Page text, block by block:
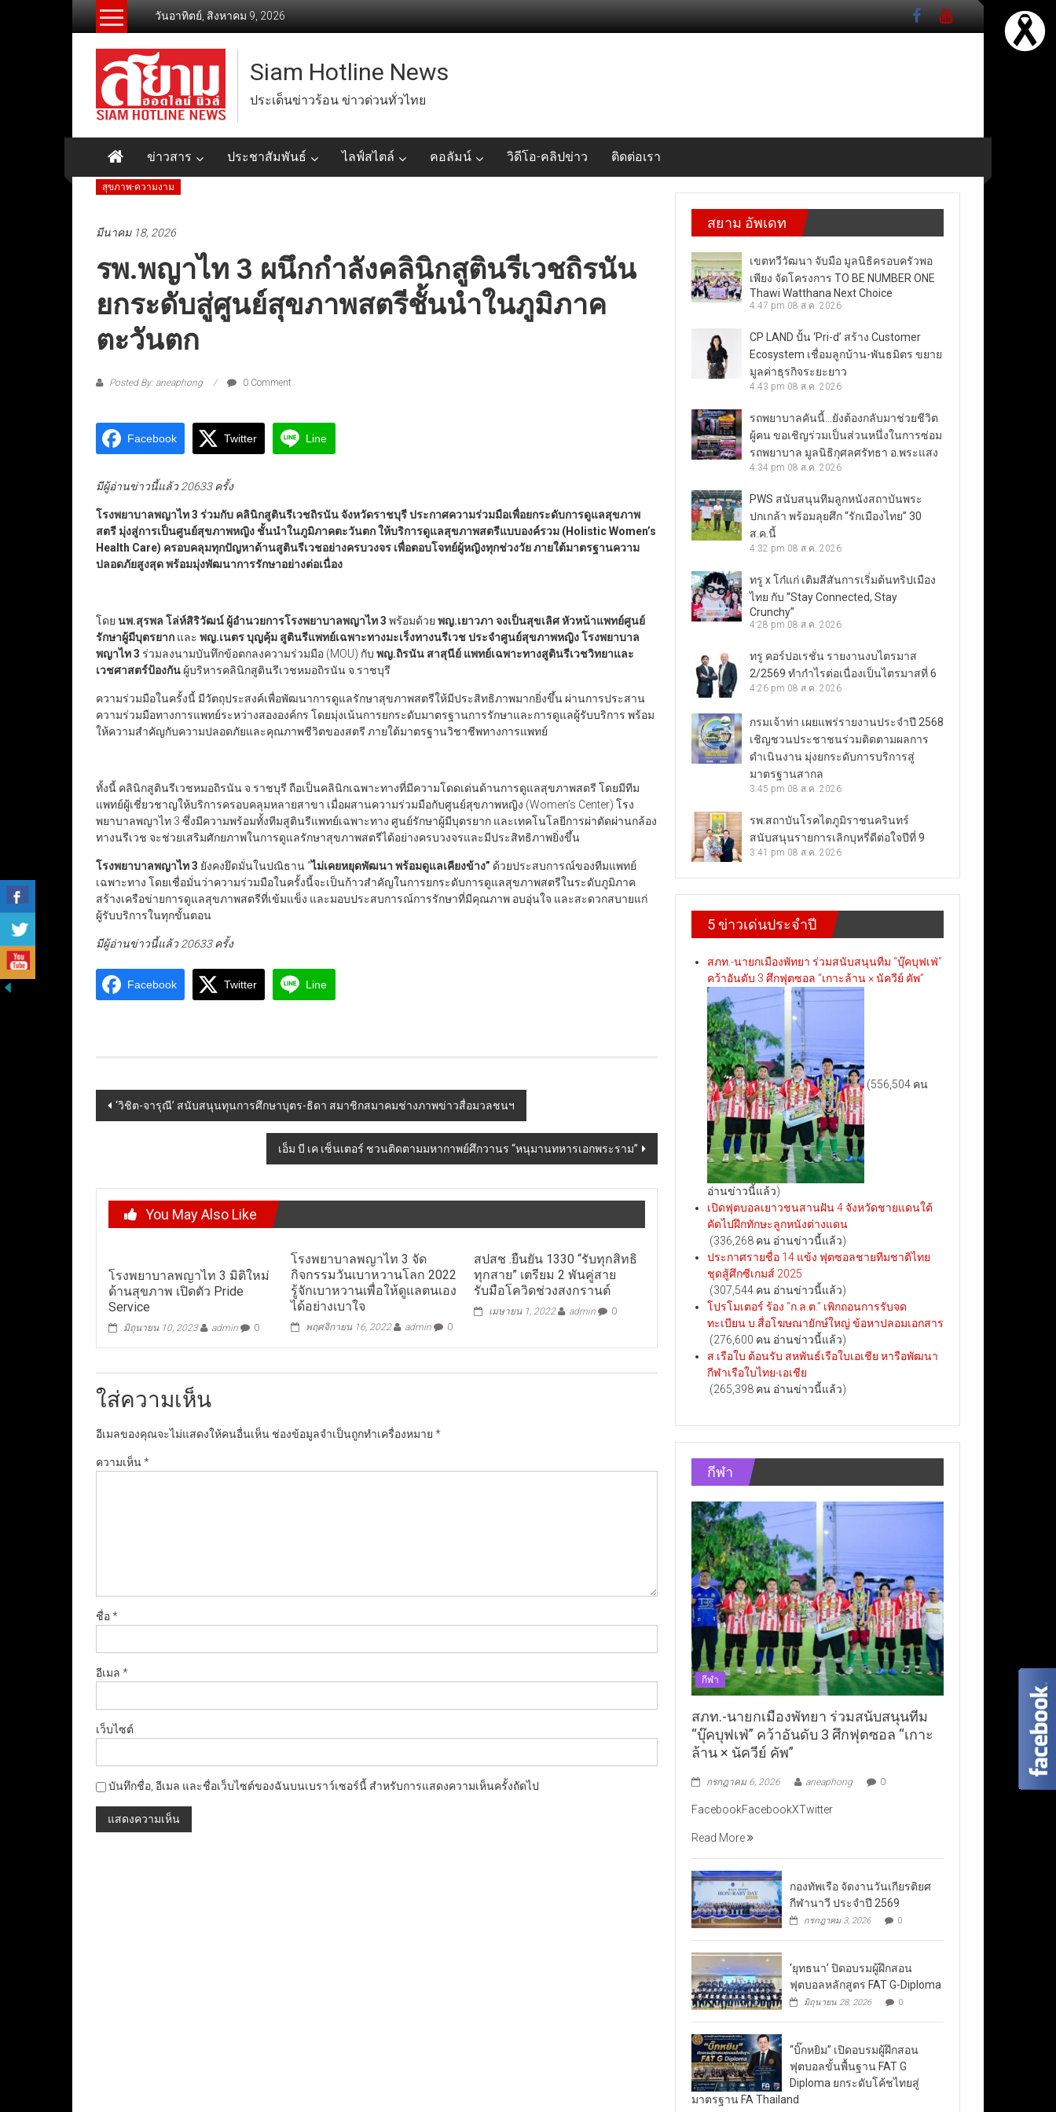
วันอาทิตย์, สิงหาคม 9, 2026
Siam Hotline News
ประเด็นข่าวร้อน ข่าวด่วนทั่วไทย
ข่าวสาร ประชาสัมพันธ์ ไลฟ์สไตล์ คอลัมน์ วิดีโอ-คลิปข่าว ติดต่อเรา
สุขภาพ-ความงาม
มีนาคม 18, 2026
รพ.พญาไท 3 ผนึกกำลังคลินิกสูตินรีเวชถิรนัน
ยกระดับสู่ศูนย์สุขภาพสตรีชั้นนำในภูมิภาค
ตะวันตก
Posted By: aneaphong 0 Comment
Facebook Twitter Line
มีผู้อ่านข่าวนี้แล้ว 20633 ครั้ง
โรงพยาบาลพญาไท 3 ร่วมกับ คลินิกสูตินรีเวชถิรนัน จังหวัดราชบุรี ประกาศความร่วมมือเพื่อยกระดับการดูแลสุขภาพ
สตรี มุ่งสู่การเป็นศูนย์สุขภาพหญิง ชั้นนำในภูมิภาคตะวันตก ให้บริการดูแลสุขภาพสตรีแบบองค์รวม (Holistic Women’s
Health Care) ครอบคลุมทุกปัญหาด้านสูตินรีเวชอย่างครบวงจร เพื่อตอบโจทย์ผู้หญิงทุกช่วงวัย ภายใต้มาตรฐานความ
ปลอดภัยสูงสุด พร้อมมุ่งพัฒนาการรักษาอย่างต่อเนื่อง
โดย นพ.สุรพล โล่ห์สิริวัฒน์ ผู้อำนวยการโรงพยาบาลพญาไท 3 พร้อมด้วย พญ.เยาวภา จงเป็นสุขเลิศ หัวหน้าแพทย์ศูนย์
รักษาผู้มีบุตรยาก และ พญ.เนตร บุญคุ้ม สูตินรีแพทย์เฉพาะทางมะเร็งทางนรีเวช ประจำศูนย์สุขภาพหญิง โรงพยาบาล
พญาไท 3 ร่วมลงนามบันทึกข้อตกลงความร่วมมือ (MOU) กับ พญ.ถิรนัน สาสุนีย์ แพทย์เฉพาะทางสูตินรีเวชวิทยาและ
เวชศาสตร์ป้องกัน ผู้บริหารคลินิกสูตินรีเวชหมอถิรนัน จ.ราชบุรี
ความร่วมมือในครั้งนี้ มีวัตถุประสงค์เพื่อพัฒนาการดูแลรักษาสุขภาพสตรีให้มีประสิทธิภาพมากยิ่งขึ้น ผ่านการประสาน
ความร่วมมือทางการแพทย์ระหว่างสององค์กร โดยมุ่งเน้นการยกระดับมาตรฐานการรักษาและการดูแลผู้รับบริการ พร้อม
ให้ความสำคัญกับความปลอดภัยและคุณภาพชีวิตของสตรี ภายใต้มาตรฐานวิชาชีพทางการแพทย์
ทั้งนี้ คลินิกสูตินรีเวชหมอถิรนัน จ.ราชบุรี ถือเป็นคลินิกเฉพาะทางที่มีความโดดเด่นด้านการดูแลสุขภาพสตรี โดยมีทีม
แพทย์ผู้เชี่ยวชาญให้บริการครอบคลุมหลายสาขา เมื่อผสานความร่วมมือกับศูนย์สุขภาพหญิง (Women’s Center) โรง
พยาบาลพญาไท 3 ซึ่งมีความพร้อมทั้งทีมสูตินรีแพทย์เฉพาะทาง ศูนย์รักษาผู้มีบุตรยาก และเทคโนโลยีการผ่าตัดผ่านกล้อง
ทางนรีเวช จะช่วยเสริมศักยภาพในการดูแลรักษาสุขภาพสตรีได้อย่างครบวงจรและมีประสิทธิภาพยิ่งขึ้น
โรงพยาบาลพญาไท 3 ยังคงยึดมั่นในปณิธาน “ไม่เคยหยุดพัฒนา พร้อมดูแลเคียงข้าง” ด้วยประสบการณ์ของทีมแพทย์
เฉพาะทาง โดยเชื่อมั่นว่าความร่วมมือในครั้งนี้จะเป็นก้าวสำคัญในการยกระดับการดูแลสุขภาพสตรีในระดับภูมิภาค
สร้างเครือข่ายการดูแลสุขภาพสตรีที่เข้มแข็ง และมอบประสบการณ์การรักษาที่มีคุณภาพ อบอุ่นใจ และสะดวกสบายแก่
ผู้รับบริการในทุกขั้นตอน
มีผู้อ่านข่าวนี้แล้ว 20633 ครั้ง
Facebook Twitter Line
Post
‘วิชิต-จารุณี’ สนับสนุนทุนการศึกษาบุตร-ธิดา สมาชิกสมาคมช่างภาพข่าวสื่อมวลชนฯ
เอ็ม บี เค เซ็นเตอร์ ชวนติดตามมหากาพย์ศึกวานร “หนุมานทหารเอกพระราม”
You May Also Like
โรงพยาบาลพญาไท 3 มิติใหม่
ด้านสุขภาพ เปิดตัว Pride
Service
มิถุนายน 10, 2023 admin 0
โรงพยาบาลพญาไท 3 จัด
กิจกรรมวันเบาหวานโลก 2022
รู้จักเบาหวานเพื่อให้ดูแลตนเอง
ได้อย่างเบาใจ
พฤศจิกายน 16, 2022 admin 0
สปสช .ยืนยัน 1330 “รับทุกสิทธิ
ทุกสาย” เตรียม 2 พันคู่สาย
รับมือโควิดช่วงสงกรานต์
เมษายน 1, 2022 admin 0
ใส่ความเห็น
อีเมลของคุณจะไม่แสดงให้คนอื่นเห็น ช่องข้อมูลจำเป็นถูกทำเครื่องหมาย *
ความเห็น*
ชื่อ*
อีเมล *
เว็บไซต์
บันทึกชื่อ, อีเมล และชื่อเว็บไซต์ของฉันบนเบราว์เซอร์นี้ สำหรับการแสดงความเห็นครั้งถัดไป
สยาม อัพเดท
เขตทวีวัฒนา จับมือ มูลนิธิครอบครัวพอ
เพียง จัดโครงการ TO BE NUMBER ONE
Thawi Watthana Next Choice
4:47 pm 08 ส.ค. 2026
CP LAND ปั้น ‘Pri-d’ สร้าง Customer
Ecosystem เชื่อมลูกบ้าน-พันธมิตร ขยาย
มูลค่าธุรกิจระยะยาว
4:43 pm 08 ส.ค. 2026
รถพยาบาลคันนี้…ยังต้องกลับมาช่วยชีวิต
ผู้คน ขอเชิญร่วมเป็นส่วนหนึ่งในการซ่อม
รถพยาบาล มูลนิธิกุศลศรัทธา อ.พระแสง
4:34 pm 08 ส.ค. 2026
PWS สนับสนุนทีมลูกหนังสถาบันพระ
ปกเกล้า พร้อมลุยศึก “รักเมืองไทย” 30
ส.ค.นี้
4:32 pm 08 ส.ค. 2026
ทรู x โก๋แก่ เติมสีสันการเริ่มต้นทริปเมือง
ไทย กับ “Stay Connected, Stay
Crunchy”
4:28 pm 08 ส.ค. 2026
ทรู คอร์ปอเรชั่น รายงานงบไตรมาส
2/2569 ทำกำไรต่อเนื่องเป็นไตรมาสที่ 6
4:26 pm 08 ส.ค. 2026
กรมเจ้าท่า เผยแพร่รายงานประจำปี 2568
เชิญชวนประชาชนร่วมติดตามผลการ
ดำเนินงาน มุ่งยกระดับการบริการสู่
มาตรฐานสากล
3:45 pm 08 ส.ค. 2026
รพ.สถาบันโรคไตภูมิราชนครินทร์
สนับสนุนรายการเลิกบุหรี่ดีต่อใจปีที่ 9
3:41 pm 08 ส.ค. 2026
5 ข่าวเด่นประจำปี
สภท.-นายกเมืองพัทยา ร่วมสนับสนุนทีม “บุ๊คบุฟเฟ่”
คว้าอันดับ 3 ศึกฟุตซอล “เกาะล้าน × นัควีย์ คัพ”
(556,504 คน
อ่านข่าวนี้แล้ว)
เปิดฟุตบอลเยาวชนสานฝัน 4 จังหวัดชายแดนใต้
คัดไปฝึกทักษะลูกหนังต่างแดน
(336,268 คน อ่านข่าวนี้แล้ว)
ประกาศรายชื่อ 14 แข้ง ฟุตซอลชายทีมชาติไทย
ชุดสู้ศึกซีเกมส์ 2025
(307,544 คน อ่านข่าวนี้แล้ว)
โปรโมเตอร์ ร้อง “ก.ล.ต.” เพิกถอนการรับจด
ทะเบียน บ.สื่อโฆษณายักษ์ใหญ่ ข้อหาปลอมเอกสาร
(276,600 คน อ่านข่าวนี้แล้ว)
ส.เรือใบ ต้อนรับ สหพันธ์เรือใบเอเชีย หารือพัฒนา
กีฬาเรือใบไทย-เอเชีย
(265,398 คน อ่านข่าวนี้แล้ว)
กีฬา
กีฬา
สภท.-นายกเมืองพัทยา ร่วมสนับสนุนทีม
“บุ๊คบุฟเฟ่” คว้าอันดับ 3 ศึกฟุตซอล “เกาะ
ล้าน × นัควีย์ คัพ”
กรกฎาคม 6, 2026 aneaphong 0
FacebookFacebookXTwitter
Read More
กองทัพเรือ จัดงานวันเกียรติยศ
กีฬานาวี ประจำปี 2569
กรกฎาคม 3, 2026 0
‘ยุทธนา’ ปิดอบรมผู้ฝึกสอน
ฟุตบอลหลักสูตร FAT G-Diploma
มิถุนายน 28, 2026 0
“บิ๊กหยิม” เปิดอบรมผู้ฝึกสอน
ฟุตบอลขั้นพื้นฐาน FAT G
Diploma ยกระดับโค้ชไทยสู่
มาตรฐาน FA Thailand